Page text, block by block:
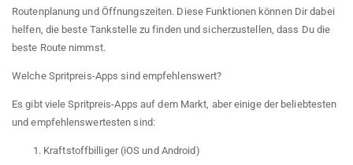
Routenplanung und Öffnungszeiten. Diese Funktionen können Dir dabei
helfen, die beste Tankstelle zu finden und sicherzustellen, dass Du die
beste Route nimmst.
Welche Spritpreis-Apps sind empfehlenswert?
Es gibt viele Spritpreis-Apps auf dem Markt, aber einige der beliebtesten
und empfehlenswertesten sind:
Kraftstoffbilliger (iOS und Android)